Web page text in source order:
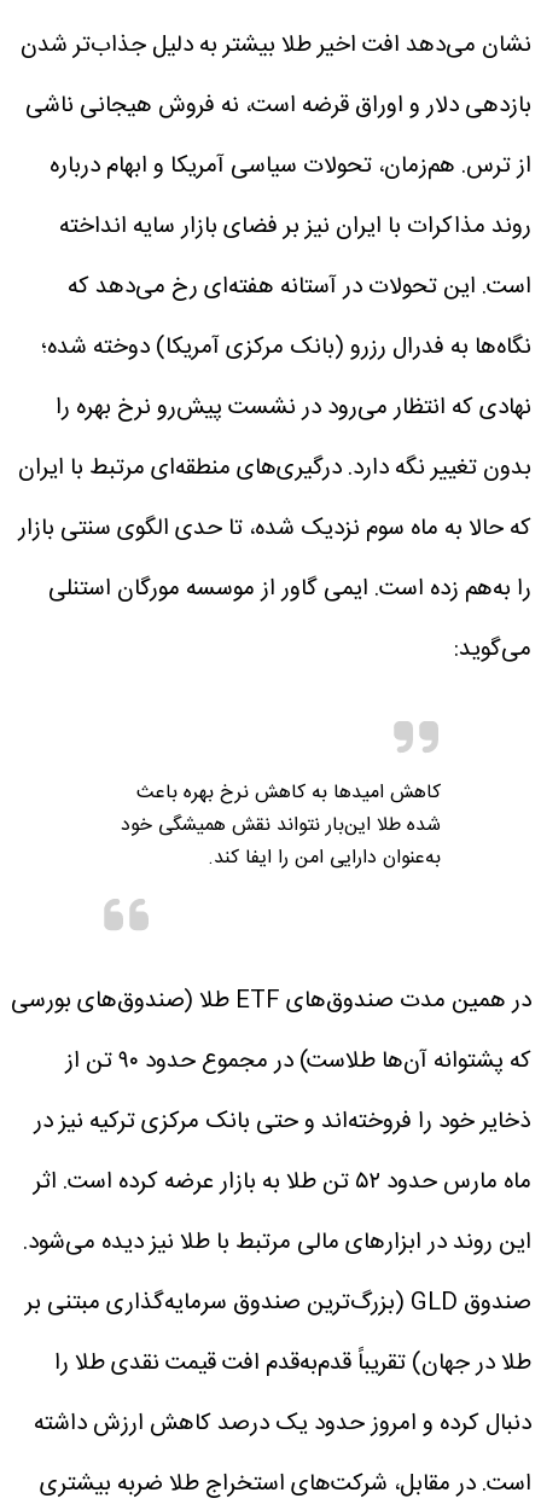
نشان می‌دهد افت اخیر طلا بیشتر به دلیل جذاب‌تر شدن
بازدهی دلار و اوراق قرضه است، نه فروش هیجانی ناشی
از ترس. هم‌زمان، تحولات سیاسی آمریکا و ابهام درباره
روند مذاکرات با ایران نیز بر فضای بازار سایه انداخته
است. این تحولات در آستانه هفته‌ای رخ می‌دهد که
نگاه‌ها به فدرال رزرو (بانک مرکزی آمریکا) دوخته شده؛
نهادی که انتظار می‌رود در نشست پیش‌رو نرخ بهره را
بدون تغییر نگه دارد.درگیری‌های منطقه‌ای مرتبط با ایران
که حالا به ماه سوم نزدیک شده، تا حدی الگوی سنتی بازار
را به‌هم زده است. ایمی گاور از موسسه مورگان استنلی
می‌گوید:
کاهش امیدها به کاهش نرخ بهره باعث
شده طلا این‌بار نتواند نقش همیشگی خود
به‌عنوان دارایی امن را ایفا کند.
در همین مدت صندوق‌های ETF طلا (صندوق‌های بورسی
که پشتوانه آن‌ها طلاست) در مجموع حدود ۹۰ تن از
ذخایر خود را فروخته‌اند و حتی بانک مرکزی ترکیه نیز در
ماه مارس حدود ۵۲ تن طلا به بازار عرضه کرده است.
اثر
این روند در ابزارهای مالی مرتبط با طلا نیز دیده می‌شود.
صندوق GLD (بزرگ‌ترین صندوق سرمایه‌گذاری مبتنی بر
طلا در جهان) تقریباً قدم‌به‌قدم افت قیمت نقدی طلا را
دنبال کرده و امروز حدود یک درصد کاهش ارزش داشته
است.در مقابل، شرکت‌های استخراج طلا ضربه بیشتری